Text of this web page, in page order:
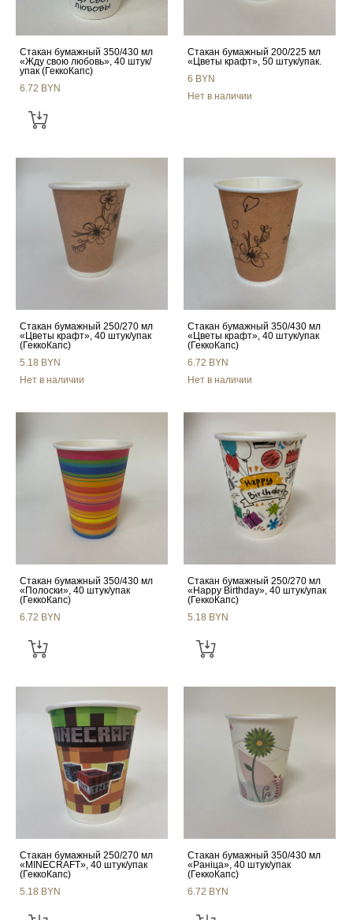
Стакан бумажный 350/430 мл
«Жду свою любовь», 40 штук/
упак (ГеккоКапс)
6.72 BYN
Стакан бумажный 200/225 мл
«Цветы крафт», 50 штук/упак.
6 BYN
Нет в наличии
Стакан бумажный 250/270 мл
«Цветы крафт», 40 штук/упак
(ГеккоКапс)
5.18 BYN
Нет в наличии
Стакан бумажный 350/430 мл
«Цветы крафт», 40 штук/упак
(ГеккоКапс)
6.72 BYN
Нет в наличии
Стакан бумажный 350/430 мл
«Полоски», 40 штук/упак
(ГеккоКапс)
6.72 BYN
Стакан бумажный 250/270 мл
«Happy Birthday», 40 штук/упак
(ГеккоКапс)
5.18 BYN
Стакан бумажный 250/270 мл
«MINECRAFT», 40 штук/упак
(ГеккоКапс)
5.18 BYN
Стакан бумажный 350/430 мл
«Ранiца», 40 штук/упак
(ГеккоКапс)
6.72 BYN